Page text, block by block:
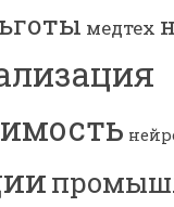
медтех